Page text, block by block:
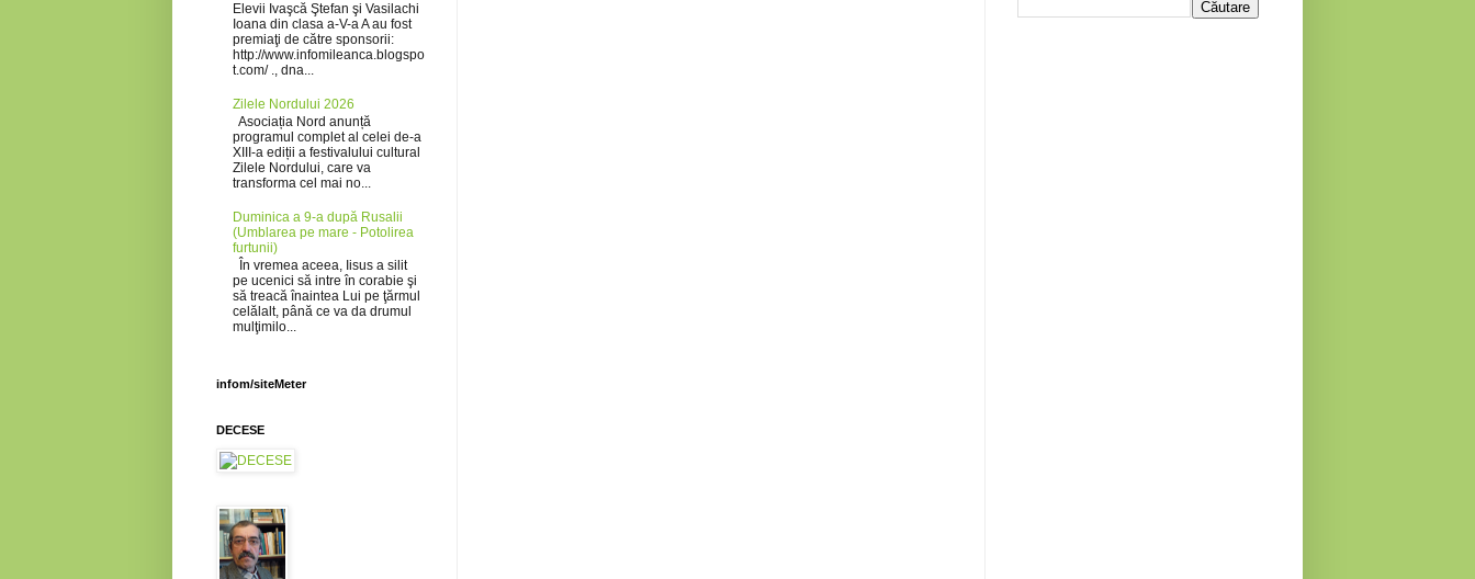
Elevii Ivaşcă Ştefan şi Vasilachi
Ioana din clasa a-V-a A au fost
premiaţi de către sponsorii:
http://www.infomileanca.blogspo
t.com/ ., dna...
Zilele Nordului 2026
Asociația Nord anunță
programul complet al celei de-a
XIII-a ediții a festivalului cultural
Zilele Nordului, care va
transforma cel mai no...
Duminica a 9-a după Rusalii
(Umblarea pe mare - Potolirea
furtunii)
În vremea aceea, Iisus a silit
pe ucenici să intre în corabie şi
să treacă înaintea Lui pe ţărmul
celălalt, până ce va da drumul
mulţimilo...
infom/siteMeter
DECESE